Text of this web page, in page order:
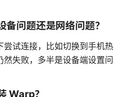
备问题还是网络问题？
尝试连接，比如切换到手机热
然失败，多半是设备端设置问
Warp？